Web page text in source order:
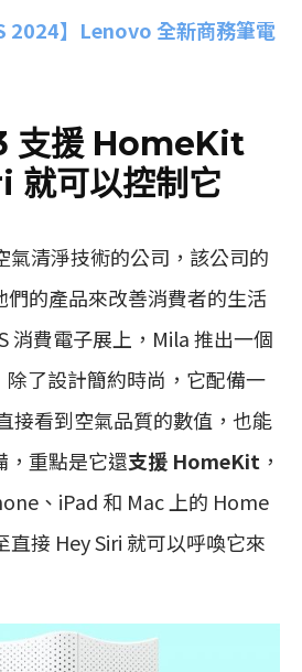
2024】Lenovo 全新商務筆電
支援 HomeKit
就可以控制它
氣清淨技術的公司，該公司的
們的產品來改善消費者的生活
消費電子展上，Mila 推出一個
除了設計簡約時尚，它配備一
接看到空氣品質的數值，也能
，重點是它還支援 HomeKit ，
、iPad 和 Mac 上的 Home
接 Hey Siri 就可以呼喚它來